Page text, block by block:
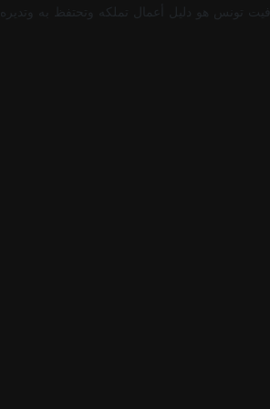
تونس هو دليل أعمال تملكه وتحتفظ به وتديره